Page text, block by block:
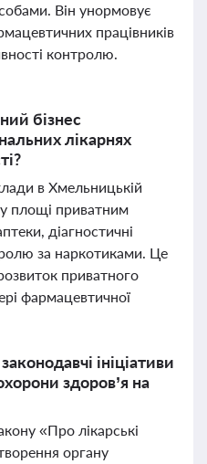
Він унормовує
працівників
контролю.
бізнес
лікарнях
в Хмельницькій
площі приватним
діагностичні
за наркотиками. Це
приватного
фармацевтичної
ініціативи
здоров’я на
«Про лікарські
органу